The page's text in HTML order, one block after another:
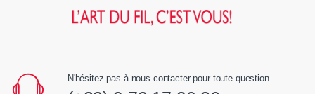
N'hésitez pas à nous contacter pour toute question